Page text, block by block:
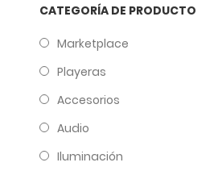
CATEGORÍA DE PRODUCTO
Marketplace
Playeras
Accesorios
Audio
Iluminación